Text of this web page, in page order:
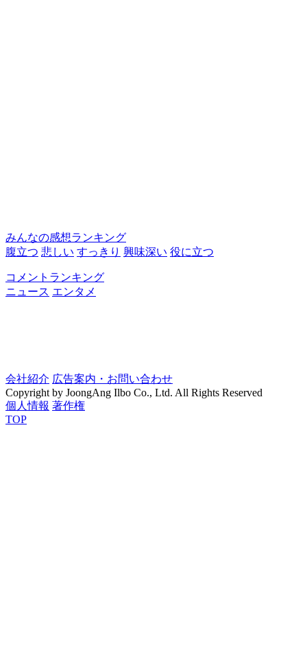
みんなの感想ランキング
腹立つ 悲しい すっきり 興味深い 役に立つ
コメントランキング
ニュース エンタメ
会社紹介 広告案内・お問い合わせ
Copyright by JoongAng Ilbo Co., Ltd. All Rights Reserved
個人情報 著作権
TOP